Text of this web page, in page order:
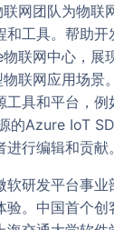
网团队为物联
和工具。帮助开
联网中心，展
联网应用场景
工具和平台，
的Azure IoT
行编辑和贡献。
软研发平台事
。中国首个创